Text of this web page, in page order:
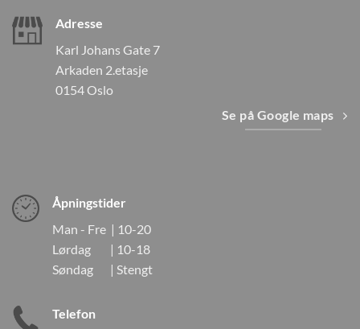
Adresse
Karl Johans Gate 7
Arkaden 2.etasje
0154 Oslo
Se på Google maps
Åpningstider
Man - Fre | 10-20
Lørdag | 10-18
Søndag | Stengt
Telefon